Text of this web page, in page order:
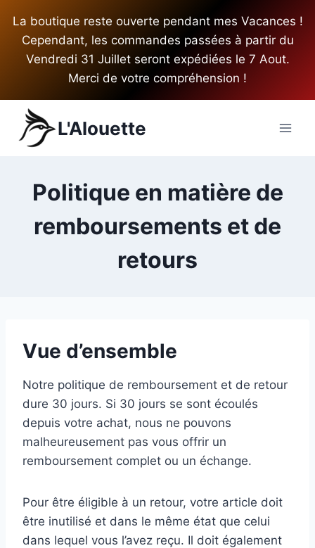
contenu
La boutique reste ouverte pendant mes Vacances !
Cependant, les commandes passées à partir du
Vendredi 31 Juillet seront expédiées le 7 Aout.
Merci de votre compréhension !
L'Alouette
Politique en matière de
remboursements et de
retours
Vue d’ensemble
Notre politique de remboursement et de retour
dure 30 jours. Si 30 jours se sont écoulés
depuis votre achat, nous ne pouvons
malheureusement pas vous offrir un
remboursement complet ou un échange.
Pour être éligible à un retour, votre article doit
être inutilisé et dans le même état que celui
dans lequel vous l’avez reçu. Il doit également